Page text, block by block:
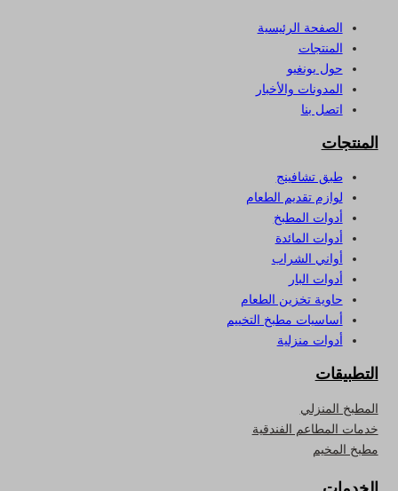
الصفحة الرئيسية
المنتجات
حول يونغيو
المدونات والأخبار
اتصل بنا
المنتجات
طبق تشافينج
لوازم تقديم الطعام
أدوات المطبخ
أدوات المائدة
أواني الشراب
أدوات البار
حاوية تخزين الطعام
أساسيات مطبخ التخييم
أدوات منزلية
التطبيقات
المطبخ المنزلي
خدمات المطاعم الفندقية
مطبخ المخيم